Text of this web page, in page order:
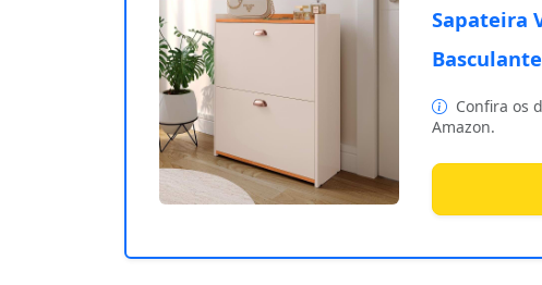
Sapateira
Confira os
Amazon.